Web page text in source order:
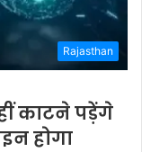
Rajasthan
काटने पड़ेंगे
होगा